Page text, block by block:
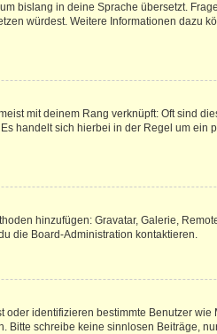
bislang in deine Sprache übersetzt.
würdest. Weitere Informationen dazu
mit deinem Rang verknüpft: Oft sind
handelt sich hierbei in der Regel um
hinzufügen: Gravatar, Galerie,
die Board-Administration kontaktieren.
identifizieren bestimmte Benutzer
schreibe keine sinnlosen Beiträge,